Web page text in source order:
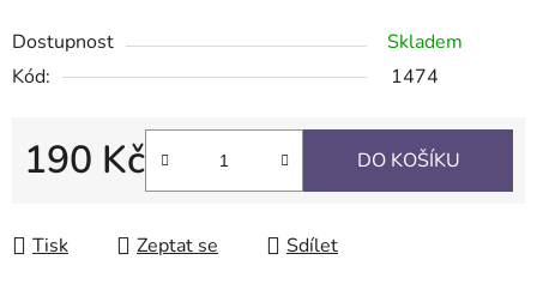
Dostupnost
Skladem
Kód:
1474
190 Kč DO KOŠÍKU
Tisk Zeptat se Sdílet